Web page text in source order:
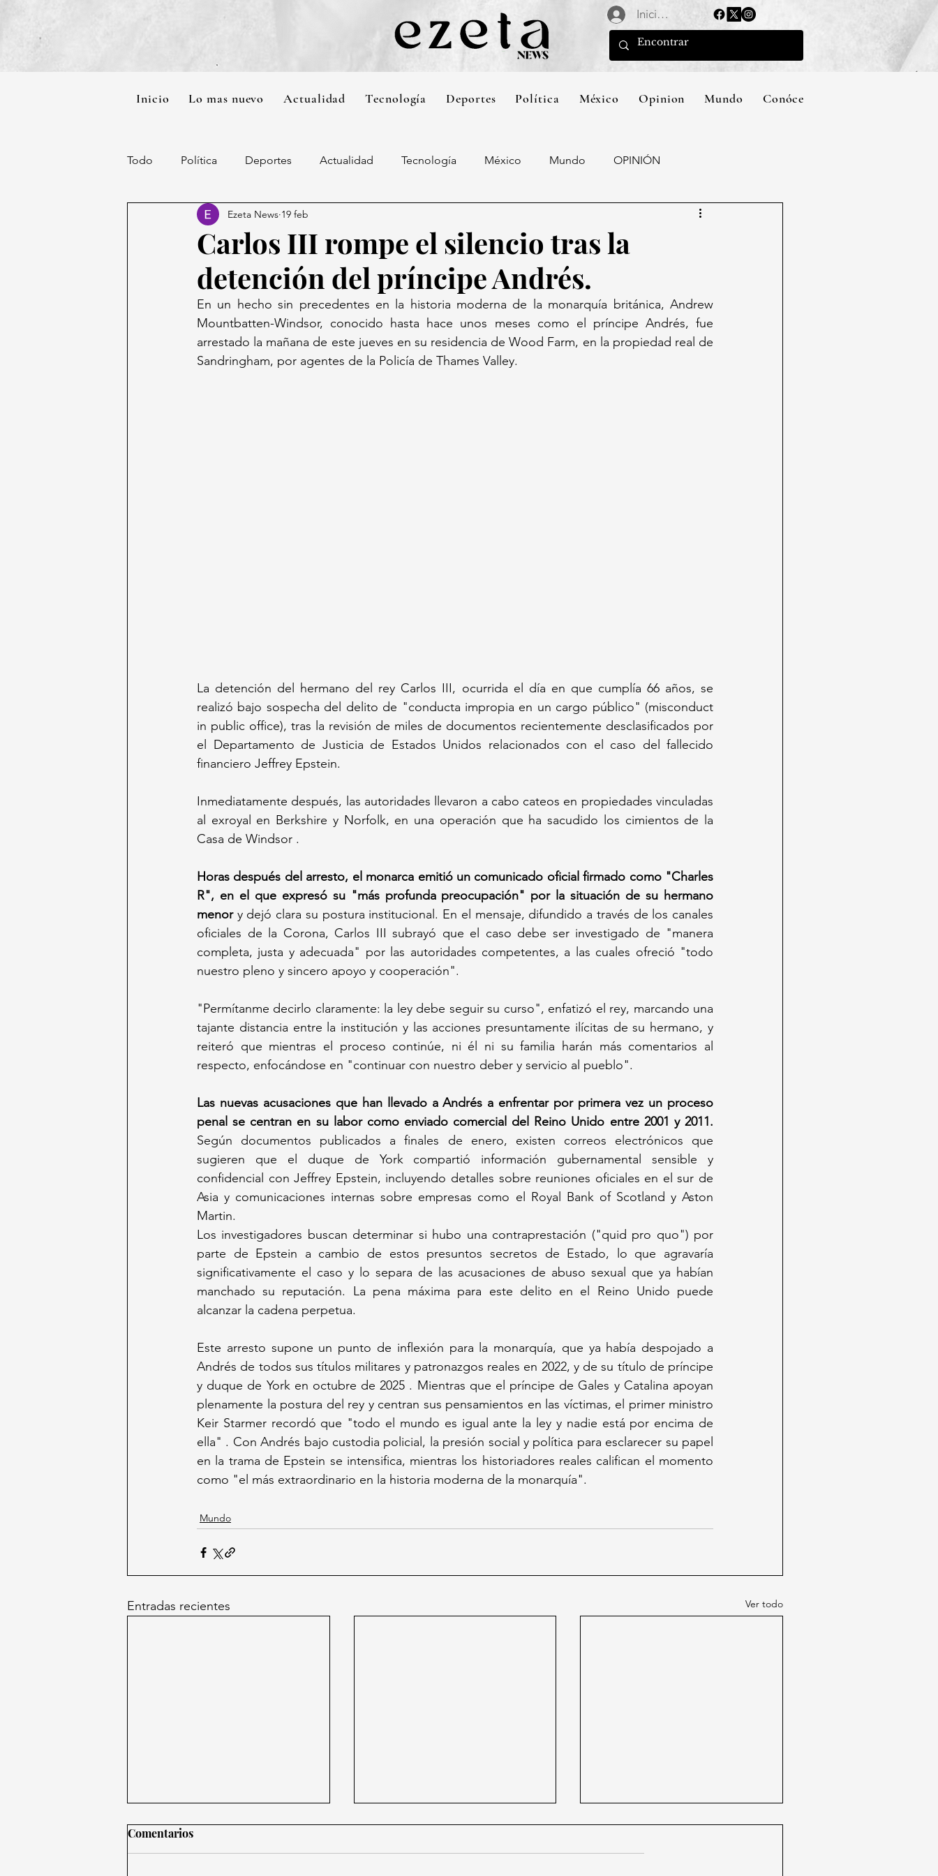
Iniciar sesión
Inicio Lo mas nuevo Actualidad Tecnología Deportes Política México Opinion Mundo Conócenos
Todo Política Deportes Actualidad Tecnología México Mundo OPINIÓN
Carlos III rompe el silencio tras la
detención del príncipe Andrés.
Ezeta News 19 feb
En un hecho sin precedentes en la historia moderna de la monarquía británica, Andrew
Mountbatten-Windsor, conocido hasta hace unos meses como el príncipe Andrés, fue
arrestado la mañana de este jueves en su residencia de Wood Farm, en la propiedad real de
Sandringham, por agentes de la Policía de Thames Valley.
La detención del hermano del rey Carlos III, ocurrida el día en que cumplía 66 años, se
realizó bajo sospecha del delito de "conducta impropia en un cargo público" (misconduct
in public office), tras la revisión de miles de documentos recientemente desclasificados por
el Departamento de Justicia de Estados Unidos relacionados con el caso del fallecido
financiero Jeffrey Epstein.
Inmediatamente después, las autoridades llevaron a cabo cateos en propiedades vinculadas
al exroyal en Berkshire y Norfolk, en una operación que ha sacudido los cimientos de la
Casa de Windsor .
Horas después del arresto, el monarca emitió un comunicado oficial firmado como "Charles
R", en el que expresó su "más profunda preocupación" por la situación de su hermano
menor y dejó clara su postura institucional. En el mensaje, difundido a través de los canales
oficiales de la Corona, Carlos III subrayó que el caso debe ser investigado de "manera
completa, justa y adecuada" por las autoridades competentes, a las cuales ofreció "todo
nuestro pleno y sincero apoyo y cooperación".
"Permítanme decirlo claramente: la ley debe seguir su curso", enfatizó el rey, marcando una
tajante distancia entre la institución y las acciones presuntamente ilícitas de su hermano, y
reiteró que mientras el proceso continúe, ni él ni su familia harán más comentarios al
respecto, enfocándose en "continuar con nuestro deber y servicio al pueblo".
Las nuevas acusaciones que han llevado a Andrés a enfrentar por primera vez un proceso
penal se centran en su labor como enviado comercial del Reino Unido entre 2001 y 2011.
Según documentos publicados a finales de enero, existen correos electrónicos que
sugieren que el duque de York compartió información gubernamental sensible y
confidencial con Jeffrey Epstein, incluyendo detalles sobre reuniones oficiales en el sur de
Asia y comunicaciones internas sobre empresas como el Royal Bank of Scotland y Aston
Martin.
Los investigadores buscan determinar si hubo una contraprestación ("quid pro quo") por
parte de Epstein a cambio de estos presuntos secretos de Estado, lo que agravaría
significativamente el caso y lo separa de las acusaciones de abuso sexual que ya habían
manchado su reputación. La pena máxima para este delito en el Reino Unido puede
alcanzar la cadena perpetua.
Este arresto supone un punto de inflexión para la monarquía, que ya había despojado a
Andrés de todos sus títulos militares y patronazgos reales en 2022, y de su título de príncipe
y duque de York en octubre de 2025 . Mientras que el príncipe de Gales y Catalina apoyan
plenamente la postura del rey y centran sus pensamientos en las víctimas, el primer ministro
Keir Starmer recordó que "todo el mundo es igual ante la ley y nadie está por encima de
ella" . Con Andrés bajo custodia policial, la presión social y política para esclarecer su papel
en la trama de Epstein se intensifica, mientras los historiadores reales califican el momento
como "el más extraordinario en la historia moderna de la monarquía".
Mundo
Entradas recientes Ver todo
Comentarios